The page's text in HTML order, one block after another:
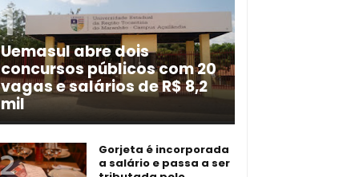
Uemasul abre dois
concursos públicos com 20
vagas e salários de R$ 8,2
mil
Gorjeta é incorporada
a salário e passa a ser